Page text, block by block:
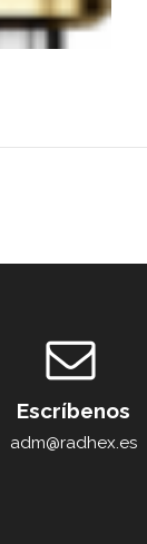
Escríbenos
adm@radhex.es